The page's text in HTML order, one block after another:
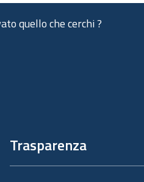
quello che cerchi ?
Trasparenza